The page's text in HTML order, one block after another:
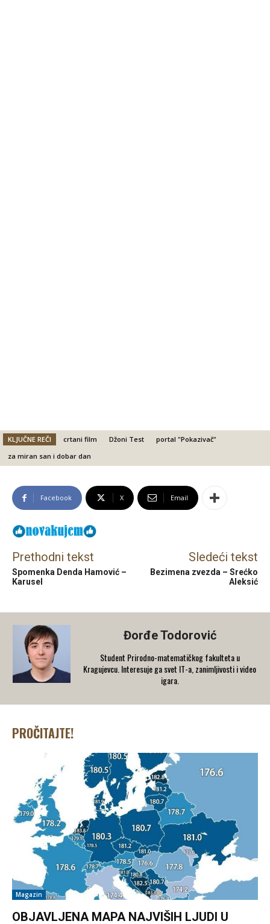
KLJUČNE REČI crtani film Džoni Test
portal "Pokazivač"
za miran san i dobar dan
Facebook X Email
Prethodni tekst
Spomenka Denda Hamović –
Karusel
Sledeći tekst
Bezimena zvezda – Srećko
Aleksić
Đorđe Todorović
Student Prirodno-matematičkog fakulteta u
Kragujevcu. Interesuje ga svet IT-a, zanimljivosti i video
igara.
PROČITAJTE!
Magazin
OBJAVLJENA MAPA NAJVIŠIH LJUDI U